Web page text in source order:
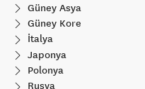
Güney Asya
Güney Kore
İtalya
Japonya
Polonya
Rusya